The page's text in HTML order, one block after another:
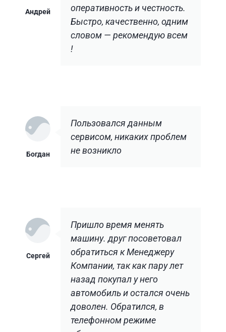
оперативность и честность.
Быстро, качественно, одним
словом — рекомендую всем
!
Андрей
Пользовался данным
сервисом, никаких проблем
не возникло
Богдан
Пришло время менять
машину. друг посоветовал
обратиться к Менеджеру
Компании, так как пару лет
назад покупал у него
автомобиль и остался очень
доволен. Обратился, в
телефонном режиме
Сергей